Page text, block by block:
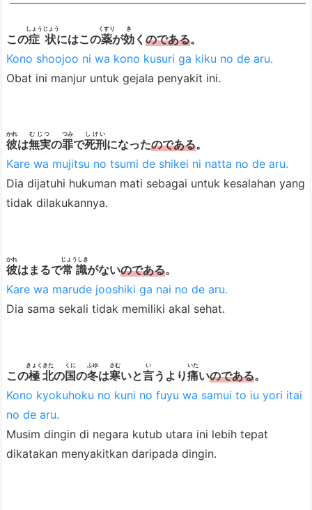
この症状
しょうじょう
にはこの薬
くすり
が効
き
く のである。
Kono shoojoo ni wa kono kusuri ga kiku no de aru.
Obat ini manjur untuk gejala penyakit ini.
彼
かれ
は無実
むじつ
の罪
つみ
で死刑
しけい
になったのである。
Kare wa mujitsu no tsumi de shikei ni natta no de aru.
Dia dijatuhi hukuman mati sebagai untuk kesalahan yang
tidak dilakukannya.
彼
かれ
はまるで常識
じょうしき
がないのである。
Kare wa marude jooshiki ga nai no de aru.
Dia sama sekali tidak memiliki akal sehat.
この極
きょく
北
きた
の国
くに
の冬
ふゆ
は寒
さむ
いと言
い
うより痛
いた
いのである。
Kono kyokuhoku no kuni no fuyu wa samui to iu yori itai
no de aru.
Musim dingin di negara kutub utara ini lebih tepat
dikatakan menyakitkan daripada dingin.